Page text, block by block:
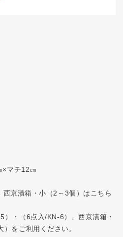
×マチ12㎝
京漬箱・小（2～3個）はこちら
・（6点入/KN-6）、西京漬箱・
をご利用ください。